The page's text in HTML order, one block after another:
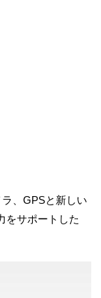
、GPSと新しい
をサポートした